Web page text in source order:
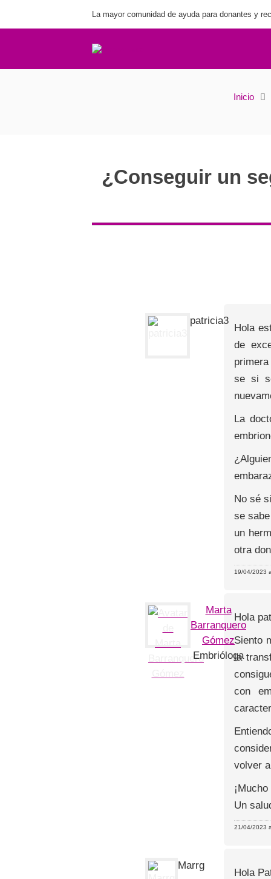
La mayor comunidad de ayuda para donantes y
¿Conseguir un segundo
Inicio
¿Conseguir un
patricia3
Hola
de
se si
La
No sé
se
un
otra
19/04/2023
Marta
Barranquero
Gómez
Embrióloga
Hola
Siento
la
con
volver
Un
21/04/2023
Marrg
Hola